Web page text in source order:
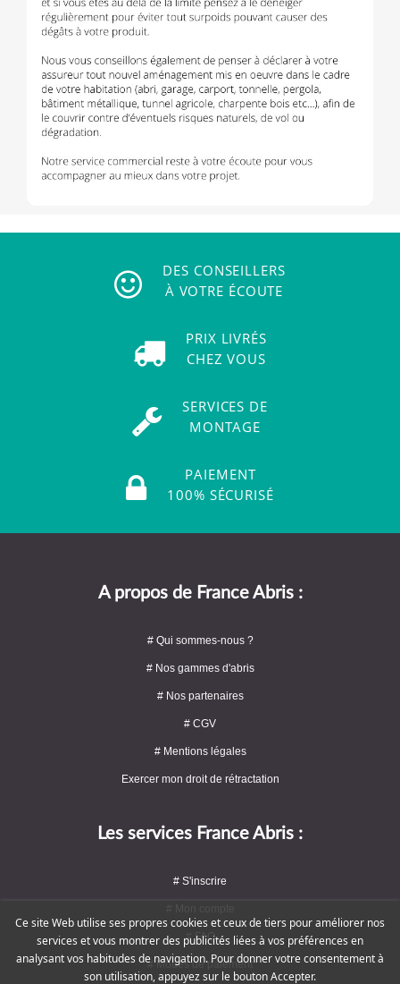
DES CONSEILLERS
À VOTRE ÉCOUTE
PRIX LIVRÉS
CHEZ VOUS
SERVICES DE
MONTAGE
PAIEMENT
100% SÉCURISÉ
A propos de France Abris :
# Qui sommes-nous ?
# Nos gammes d'abris
# Nos partenaires
# CGV
# Mentions légales
Exercer mon droit de rétractation
Les services France Abris :
# S'inscrire
# FAQ
# Modes de paiement
Ce site Web utilise ses propres cookies et ceux de tiers pour améliorer nos
services et vous montrer des publicités liées à vos préférences en
analysant vos habitudes de navigation. Pour donner votre consentement à
son utilisation, appuyez sur le bouton Accepter.